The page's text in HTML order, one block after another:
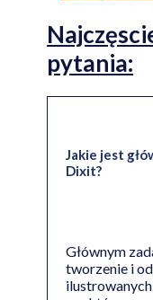
pytania:
Jakie jest
Dixit?
Głównym
tworzenie i